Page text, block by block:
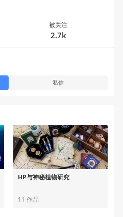
HP与神秘植物研究
11 作品
被关注
2.7k
私信